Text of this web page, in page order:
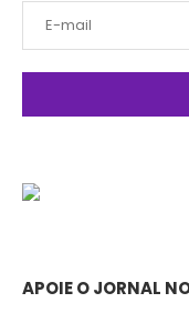
APOIE O JORNAL